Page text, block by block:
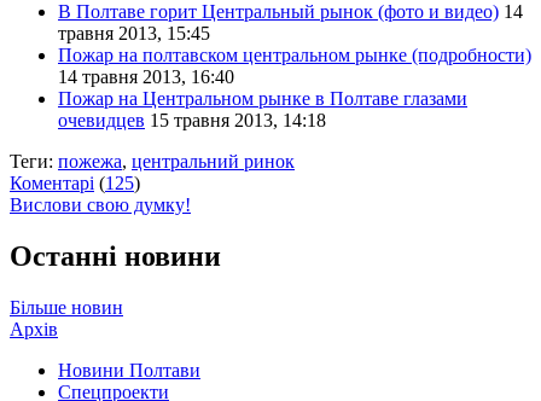
В Полтаве горит Центральный рынок (фото и видео) 14
травня 2013, 15:45
Пожар на полтавском центральном рынке (подробности)
14 травня 2013, 16:40
Пожар на Центральном рынке в Полтаве глазами
очевидцев 15 травня 2013, 14:18
Теги: пожежа, центральний ринок
Коментарі (125)
Вислови свою думку!
Останні новини
Більше новин
Архів
Новини Полтави
Спецпроекти